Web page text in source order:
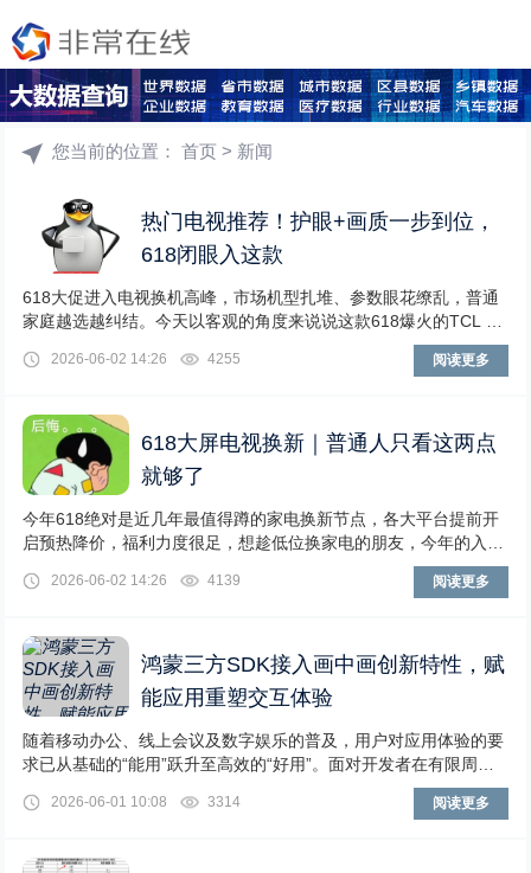
您当前的位置：首页 > 新闻
热门电视推荐！护眼+画质一步到位，
618闭眼入这款
618大促进入电视换机高峰，市场机型扎堆、参数眼花缭乱，普通
家庭越选越纠结。今天以客观的角度来说说这款618爆火的TCL T7
2026-06-02 14:26 4255 阅读更多
618大屏电视换新｜普通人只看这两点
就够了
今年618绝对是近几年最值得蹲的家电换新节点，各大平台提前开
启预热降价，福利力度很足，想趁低位换家电的朋友，今年的入手
2026-06-02 14:26 4139 阅读更多
鸿蒙三方SDK接入画中画创新特性，赋
能应用重塑交互体验
随着移动办公、线上会议及数字娱乐的普及，用户对应用体验的要
求已从基础的“能用”跃升至高效的“好用”。面对开发者在有限周期
2026-06-01 10:08 3314 阅读更多